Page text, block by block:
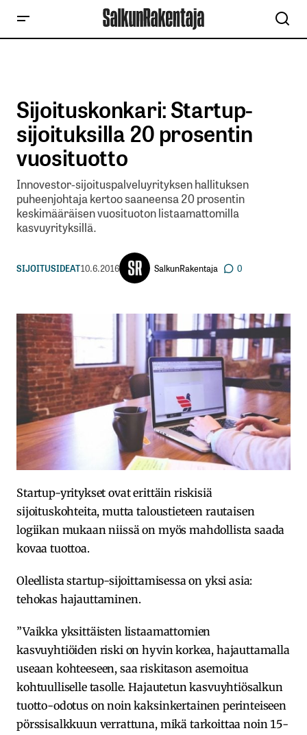
Sijoituskonkari: Startup-
sijoituksilla 20 prosentin
vuosituotto
Innovestor-sijoituspalveluyrityksen hallituksen
puheenjohtaja kertoo saaneensa 20 prosentin
keskimääräisen vuosituoton listaamattomilla
kasvuyrityksillä.
SIJOITUSIDEAT10.6.2016 SalkunRakentaja 0
Startup-yritykset ovat erittäin riskisiä
sijoituskohteita, mutta taloustieteen rautaisen
logiikan mukaan niissä on myös mahdollista saada
kovaa tuottoa.
Oleellista startup-sijoittamisessa on yksi asia:
tehokas hajauttaminen.
”Vaikka yksittäisten listaamattomien
kasvuyhtiöiden riski on hyvin korkea, hajauttamalla
useaan kohteeseen, saa riskitason asemoitua
kohtuulliselle tasolle. Hajautetun kasvuyhtiösalkun
tuotto-odotus on noin kaksinkertainen perinteiseen
pörssisalkkuun verrattuna, mikä tarkoittaa noin 15-